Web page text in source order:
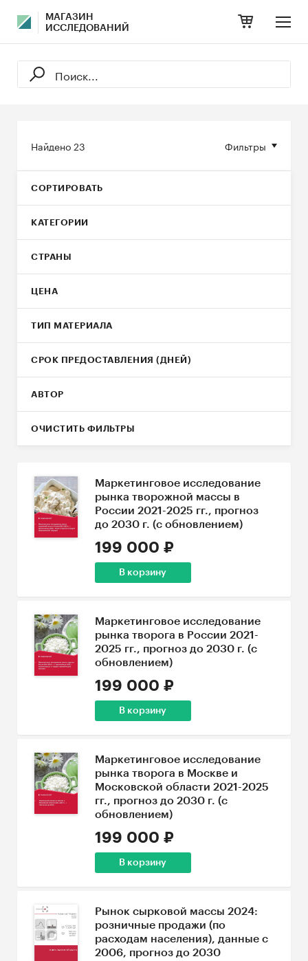
МАГАЗИН
ИССЛЕДОВАНИЙ
Фильтры
Найдено23
СОРТИРОВАТЬ
КАТЕГОРИИ
СТРАНЫ
ЦЕНА
ТИП МАТЕРИАЛА
СРОК ПРЕДОСТАВЛЕНИЯ (ДНЕЙ)
АВТОР
ОЧИСТИТЬ ФИЛЬТРЫ
Маркетинговое исследование
рынка творожной массы в
России 2021-2025 гг., прогноз
до 2030 г. (с обновлением)
199 000 ₽
В корзину
Маркетинговое исследование
рынка творога в России 2021-
2025 гг., прогноз до 2030 г. (с
обновлением)
199 000 ₽
В корзину
Маркетинговое исследование
рынка творога в Москве и
Московской области 2021-2025
гг., прогноз до 2030 г. (с
обновлением)
199 000 ₽
В корзину
Рынок сырковой массы 2024:
розничные продажи (по
расходам населения), данные с
2006, прогноз до 2030